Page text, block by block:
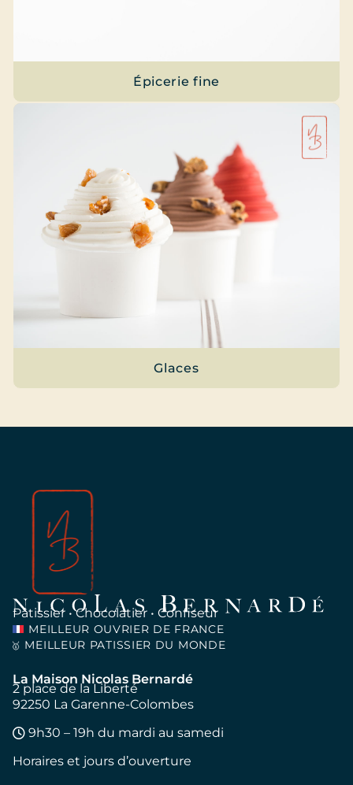
Épicerie fine
Glaces
Pâtissier • Chocolatier • Confiseur
MEILLEUR OUVRIER DE FRANCE
🥇 MEILLEUR PATISSIER DU MONDE
La Maison Nicolas Bernardé
2 place de la Liberté
92250 La Garenne-Colombes
9h30 – 19h du mardi au samedi
Horaires et jours d’ouverture